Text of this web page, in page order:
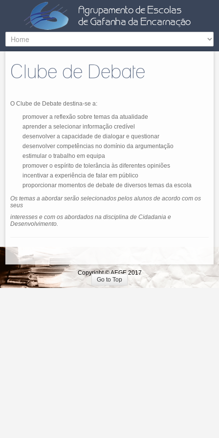
Clube de Debate
O Clube de Debate destina-se a:
promover a reflexão sobre temas da atualidade
aprender a selecionar informação credível
desenvolver a capacidade de dialogar e questionar
desenvolver competências no domínio da argumentação
estimular o trabalho em equipa
promover o espírito de tolerância às diferentes opiniões
incentivar a experiência de falar em público
proporcionar momentos de debate de diversos temas da escola
Os temas a abordar serão selecionados pelos alunos de acordo com os
seus
interesses e com os abordados na disciplina de Cidadania e
Desenvolvimento.
Copyright © AEGE 2017
Go to Top